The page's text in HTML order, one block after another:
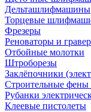
Дельташлифмашины
Торцевые
Фрезеры
Реноваторы и
Отбойные молотки
Штроборезы
Заклёпочники
Строительные фены
Рубанки
Клеевые пистолеты